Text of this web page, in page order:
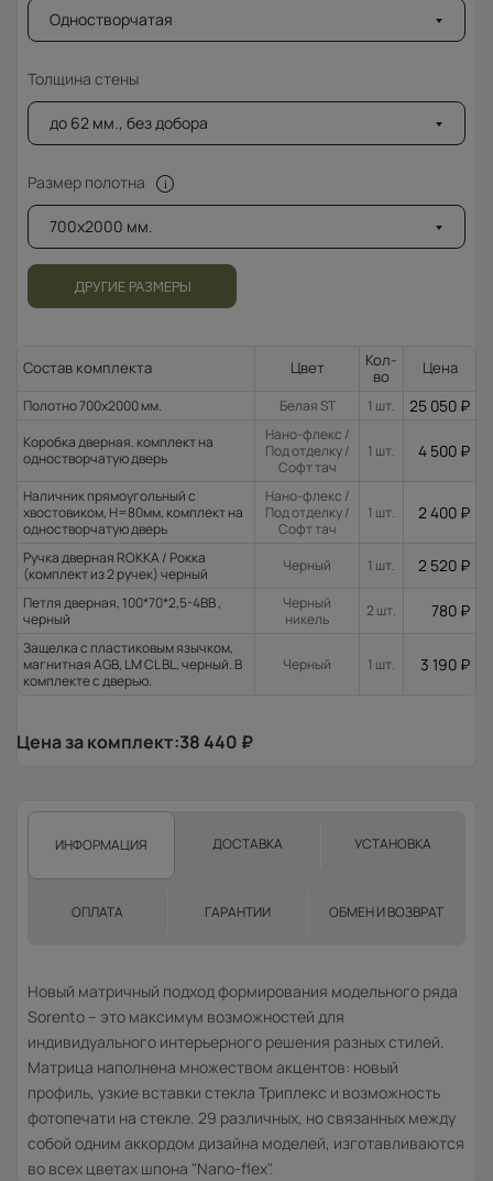
Одностворчатая
Толщина стены
до 62 мм., без добора
Размер полотна
700x2000 мм.
ДРУГИЕ РАЗМЕРЫ
Состав комплекта Цвет
Кол-
во
Цена
Полотно 700x2000 мм. Белая ST 1 шт. 25 050 ₽
Коробка дверная. комплект на
одностворчатую дверь
Нано-флекс /
Под отделку /
Софт тач
1 шт. 4 500 ₽
Наличник прямоугольный с
хвостовиком, H=80мм, комплект на
одностворчатую дверь
Нано-флекс /
Под отделку /
Софт тач
1 шт. 2 400 ₽
Ручка дверная ROKKA / Рокка
(комплект из 2 ручек) черный
Черный 1 шт. 2 520 ₽
Петля дверная, 100*70*2,5-4ВВ ,
черный
Черный
никель
2 шт. 780 ₽
Защелка с пластиковым язычком,
магнитная AGB, LM CL BL, черный. В
комплекте с дверью.
Черный 1 шт. 3 190 ₽
Цена за комплект:38 440 ₽
ИНФОРМАЦИЯ ДОСТАВКА УСТАНОВКА
ОПЛАТА ГАРАНТИИ ОБМЕН И ВОЗВРАТ
Новый матричный подход формирования модельного ряда
Sorento – это максимум возможностей для
индивидуального интерьерного решения разных стилей.
Матрица наполнена множеством акцентов: новый
профиль, узкие вставки стекла Триплекс и возможность
фотопечати на стекле. 29 различных, но связанных между
собой одним аккордом дизайна моделей, изготавливаются
во всех цветах шпона "Nano-flex".